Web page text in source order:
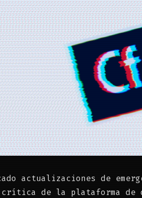
actualizaciones de
de la plataforma de